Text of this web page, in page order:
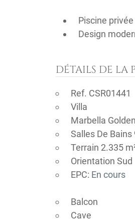
Piscine privée
Design
DÉTAILS DE LA
Ref. CSR01441
Villa
Marbella
Salles De Bains
Terrain 2.335
Orientation Sud
EPC: En cours
Balcon
Cave